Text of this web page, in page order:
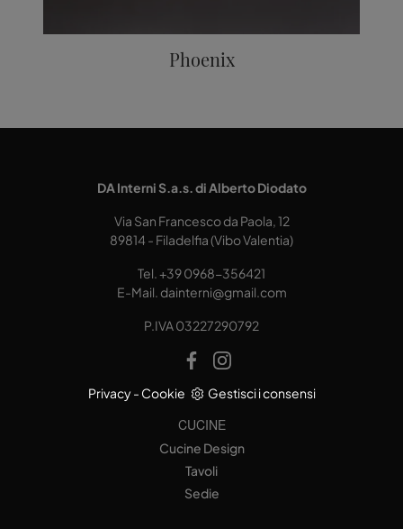
Phoenix
DA Interni S.a.s. di Alberto Diodato
Via San Francesco da Paola, 12
89814 - Filadelfia (Vibo Valentia)
Tel.+39 0968-356421
E-Mail. dainterni@gmail.com
P.IVA 03227290792
Privacy- Cookie Gestisci i consensi
CUCINE
Cucine Design
Tavoli
Sedie